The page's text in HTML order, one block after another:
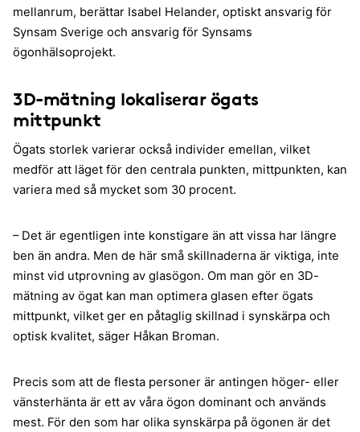
mellanrum, berättar Isabel Helander, optiskt ansvarig för
Synsam Sverige och ansvarig för Synsams
ögonhälsoprojekt.
3D-mätning lokaliserar ögats
mittpunkt
Ögats storlek varierar också individer emellan, vilket
medför att läget för den centrala punkten, mittpunkten, kan
variera med så mycket som 30 procent.
– Det är egentligen inte konstigare än att vissa har längre
ben än andra. Men de här små skillnaderna är viktiga, inte
minst vid utprovning av glasögon. Om man gör en 3D-
mätning av ögat kan man optimera glasen efter ögats
mittpunkt, vilket ger en påtaglig skillnad i synskärpa och
optisk kvalitet, säger Håkan Broman.
Precis som att de flesta personer är antingen höger- eller
vänsterhänta är ett av våra ögon dominant och används
mest. För den som har olika synskärpa på ögonen är det